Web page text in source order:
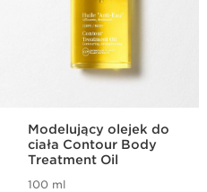
Modelujący olejek do
ciała Contour Body
Treatment Oil
100 ml